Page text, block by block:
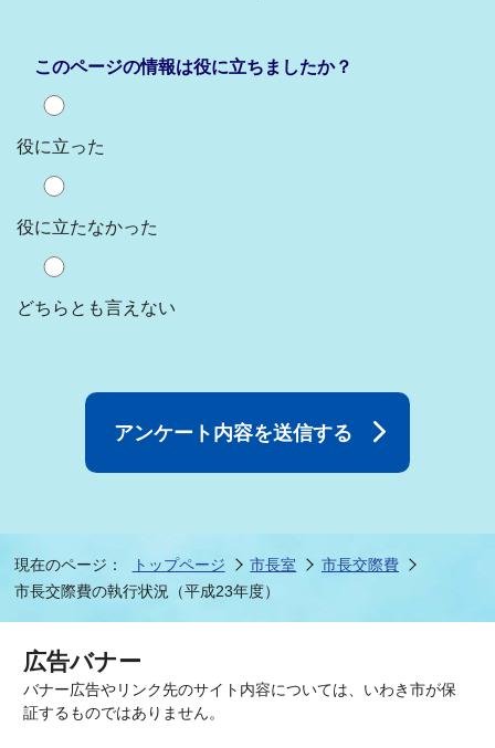
このページの情報は役に立ちましたか？
役に立った
役に立たなかった
どちらとも言えない
現在のページ： トップページ 市長室
市長交際費
市長交際費の執行状況（平成23年度）
広告バナー
バナー広告やリンク先のサイト内容については、いわき市が保
証するものではありません。